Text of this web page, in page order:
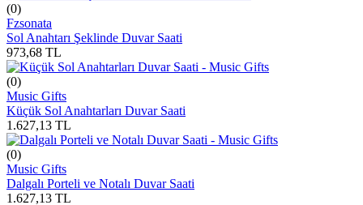
(0)
Fzsonata
Sol Anahtarı Şeklinde Duvar Saati
973,68 TL
(0)
Music Gifts
Küçük Sol Anahtarları Duvar Saati
1.627,13 TL
(0)
Music Gifts
Dalgalı Porteli ve Notalı Duvar Saati
1.627,13 TL